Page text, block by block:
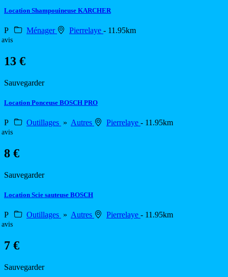
Location Shampouineuse KARCHER
P Ménager Pierrelaye - 11.95km
avis
13 €
Sauvegarder
Location Ponceuse BOSCH PRO
P Outillages » Autres Pierrelaye - 11.95km
avis
8 €
Sauvegarder
Location Scie sauteuse BOSCH
P Outillages » Autres Pierrelaye - 11.95km
avis
7 €
Sauvegarder